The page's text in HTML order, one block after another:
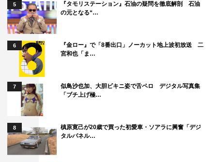
5
『タモリステーション』石油の疑問を徹底解剖 石油
の元となる“…
6
『金ロー』で「8番出口」ノーカット地上波初放送 二
宮和也「ま…
7
似鳥沙也加、大胆ビキニ姿で舌ペロ デジタル写真集
「ブチ上げ極…
8
槙原寛己が20歳で買った初愛車・ソアラに興奮「デジ
タルパネル…